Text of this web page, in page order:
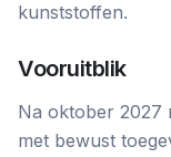
kunststoffen.
Vooruitblik
Na oktober 2027
met bewust